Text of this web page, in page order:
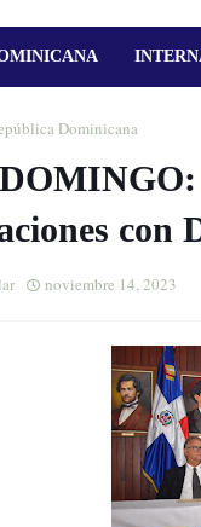
Dominicana
con
noviembre 14, 2023